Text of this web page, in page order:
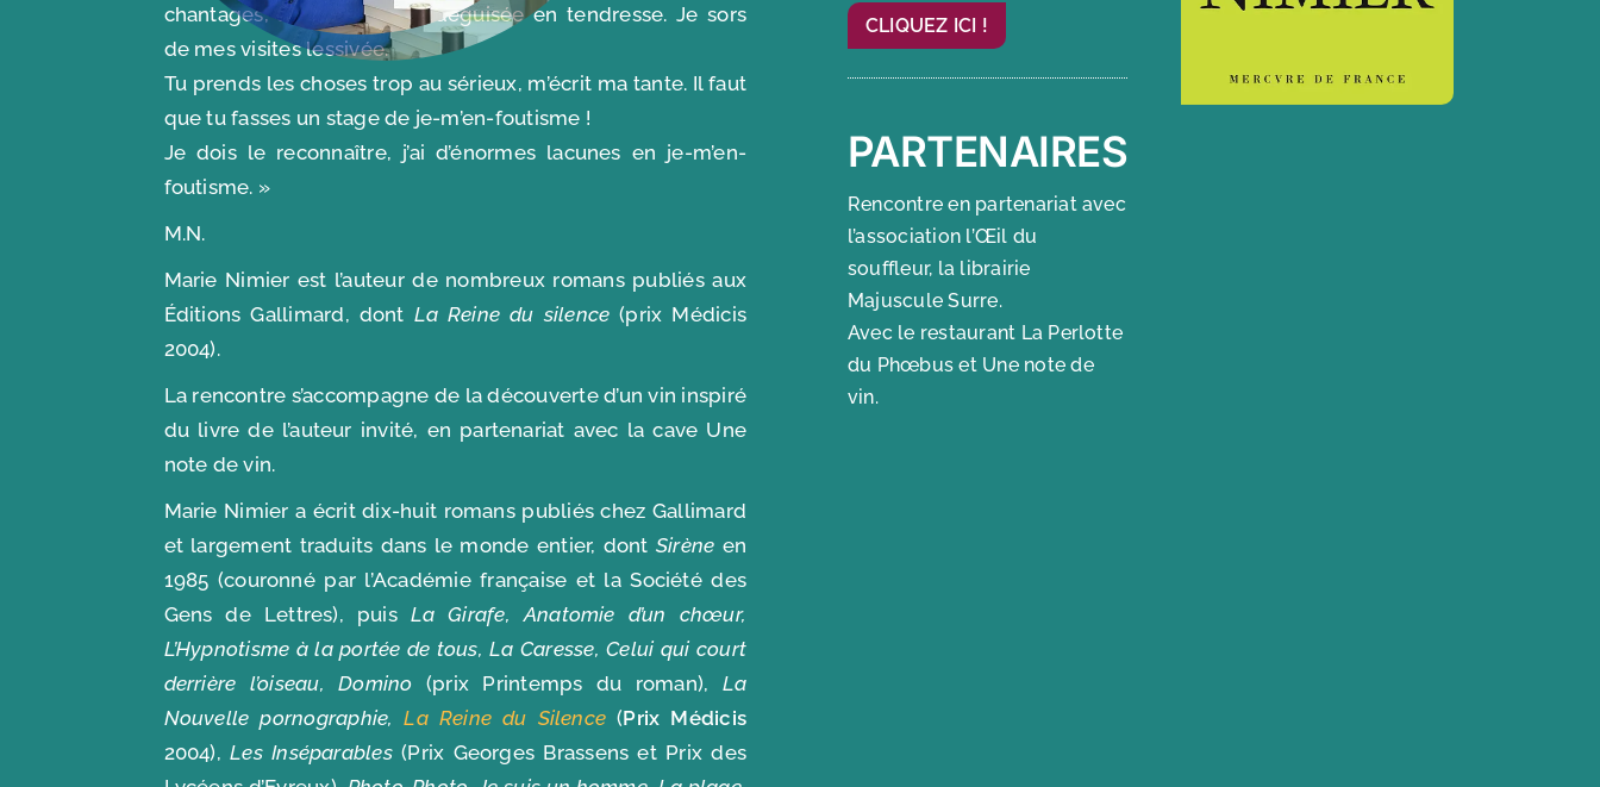
chantages, son agressivité déguisée en tendresse. Je sors
de mes visites lessivée.
Tu prends les choses trop au sérieux, m’écrit ma tante. Il faut
que tu fasses un stage de je-m’en-foutisme !
Je dois le reconnaître, j’ai d’énormes lacunes en je-m’en-
foutisme. »
M.N.
Marie Nimier est l’auteur de nombreux romans publiés aux
Éditions Gallimard, dont La Reine du silence (prix Médicis
2004).
La rencontre s’accompagne de la découverte d’un vin inspiré
du livre de l’auteur invité, en partenariat avec la cave Une
note de vin.
Marie Nimier a écrit dix-huit romans publiés chez Gallimard
et largement traduits dans le monde entier, dont Sirène en
1985 (couronné par l’Académie française et la Société des
Gens de Lettres), puis La Girafe, Anatomie d’un chœur,
L’Hypnotisme à la portée de tous, La Caresse, Celui qui court
derrière l’oiseau, Domino (prix Printemps du roman), La
Nouvelle pornographie,La Reine du Silence (Prix Médicis
2004),Les Inséparables(Prix Georges Brassens et Prix des
CLIQUEZ ICI !
PARTENAIRES
Rencontre en partenariat avec
l’association l’Œil du
souffleur, la librairie
Majuscule Surre.
Avec le restaurant La Perlotte
du Phœbus et Une note de
vin.